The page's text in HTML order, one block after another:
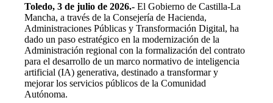
Toledo, 3 de julio de 2026.- El Gobierno de Castilla-La
Mancha, a través de la Consejería de Hacienda,
Administraciones Públicas y Transformación Digital, ha
dado un paso estratégico en la modernización de la
Administración regional con la formalización del contrato
para el desarrollo de un marco normativo de inteligencia
artificial (IA) generativa, destinado a transformar y
mejorar los servicios públicos de la Comunidad
Autónoma.